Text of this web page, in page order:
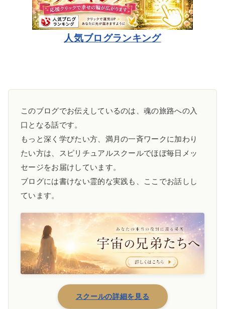
人気ブログランキング
このブログでお伝えしているのは、魂の旅路への入
口となる話です。
もっと深く学びたい方、満月の一斉ワークに加わり
たい方は、スピリチュアルスクールでほぼ毎日メッ
セージをお届けしています。
ブログには書けない霊的な実践も、ここでお話しし
ています。
スクールの詳細を見る